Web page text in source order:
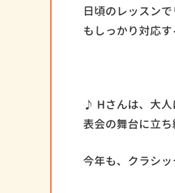
日頃のレッスン
もしっかり対応す
♪ Hさんは、大人
表会の舞台に立ち
今年も、クラシ